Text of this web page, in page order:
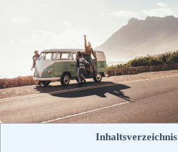
Inhaltsverzeichnis